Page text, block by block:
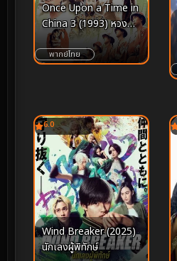
Once Upon a Time in
China 3 (1993) หวง
เฟยหง 3 ถล่มสิงโต
คำราม
พากย์ไทย
6.0
Wind Breaker (2025)
นักเลงผู้พิทักษ์